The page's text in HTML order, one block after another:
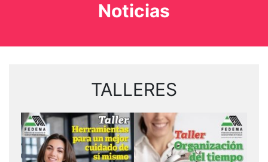
Noticias
TALLERES